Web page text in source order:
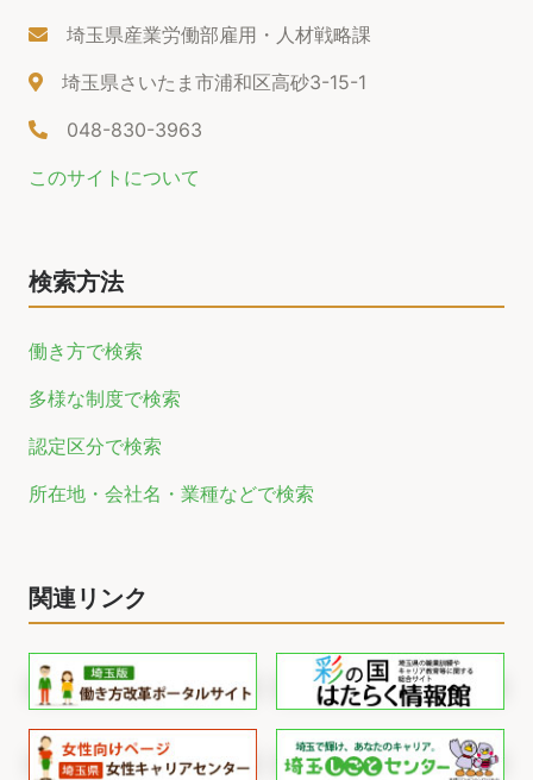
埼玉県産業労働部雇用・人材戦略課
埼玉県さいたま市浦和区高砂3-15-1
048-830-3963
このサイトについて
検索方法
働き方で検索
多様な制度で検索
認定区分で検索
所在地・会社名・業種などで検索
関連リンク